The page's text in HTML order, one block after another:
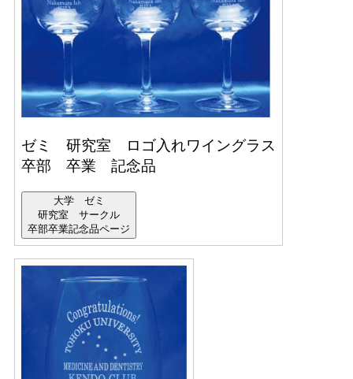
ゼミ 研究室 ロゴ入れワイングラス
卒部 卒業 記念品
大学 ゼミ
研究室 サークル
卒部卒業記念品ページ